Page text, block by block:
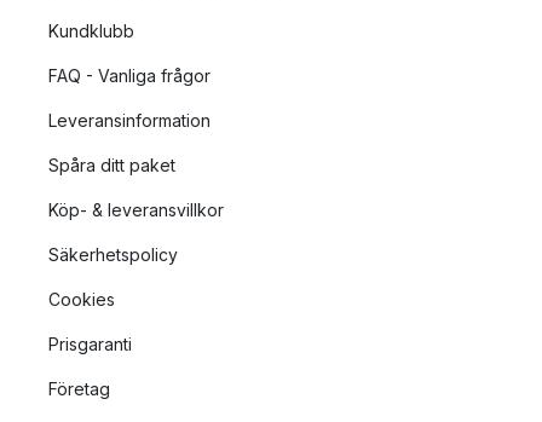
Kundklubb
FAQ - Vanliga frågor
Leveransinformation
Spåra ditt paket
Köp- & leveransvillkor
Säkerhetspolicy
Cookies
Prisgaranti
Företag